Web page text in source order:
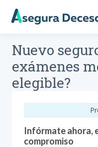
Nuevo
exámenes
elegible?
Infórmate ahora,
compromiso